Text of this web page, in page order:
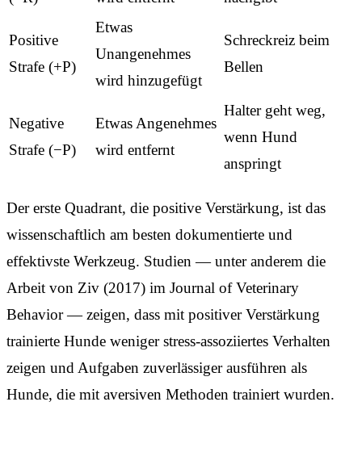
Positive
Strafe (+P)
Etwas
Unangenehmes
wird hinzugefügt
Schreckreiz beim
Bellen
Negative
Strafe (−P)
Etwas Angenehmes
wird entfernt
Halter geht weg,
wenn Hund
anspringt
Der erste Quadrant, die positive Verstärkung, ist das
wissenschaftlich am besten dokumentierte und
effektivste Werkzeug. Studien — unter anderem die
Arbeit von Ziv (2017) im Journal of Veterinary
Behavior — zeigen, dass mit positiver Verstärkung
trainierte Hunde weniger stress-assoziiertes Verhalten
zeigen und Aufgaben zuverlässiger ausführen als
Hunde, die mit aversiven Methoden trainiert wurden.